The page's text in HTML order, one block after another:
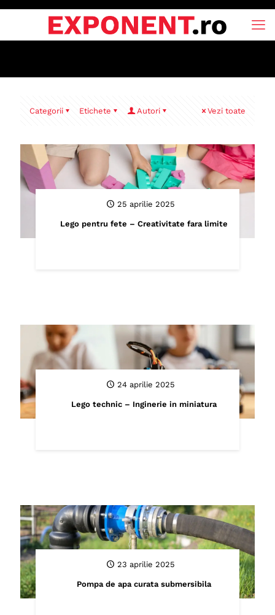
Categorii Etichete Autori Vezi toate
25 aprilie 2025
Lego pentru fete – Creativitate fara limite
24 aprilie 2025
Lego technic – Inginerie in miniatura
23 aprilie 2025
Pompa de apa curata submersibila